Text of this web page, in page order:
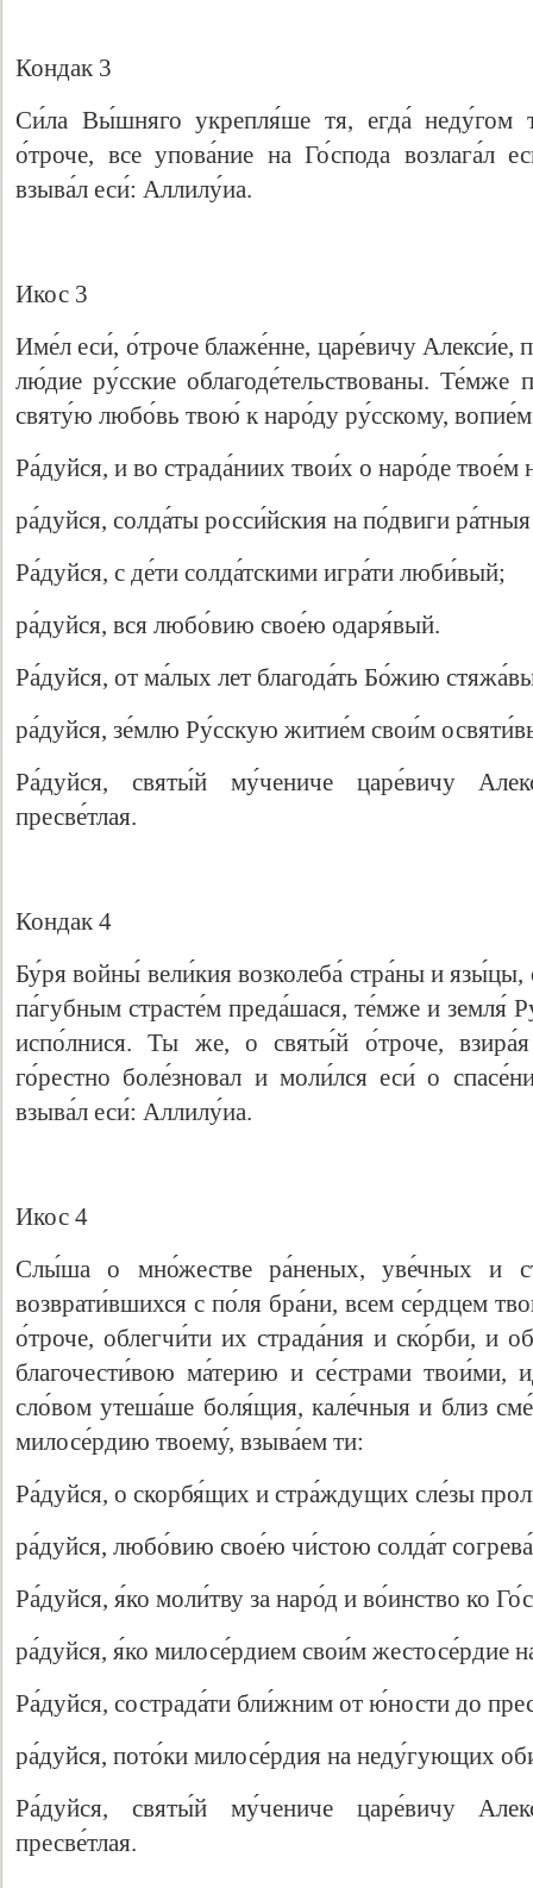
Кондак 3
Си́ла Вы́шняго укрепля́ше тя, егда́
о́троче, все упова́ние на Го́спода возлага́л
взыва́л еси́: Аллилу́иа.
Икос 3
Име́л еси́, о́троче блаже́нне, царе́вичу Алекси́е,
лю́дие ру́сские облагоде́тельствованы.
святу́ю любо́вь твою́ к наро́ду ру́сскому,
Ра́дуйся, и во страда́ниих твои́х о наро́де
ра́дуйся, солда́ты росси́йския на по́двиги
Ра́дуйся, с де́ти солда́тскими игра́ти люби́вый;
ра́дуйся, вся любо́вию свое́ю одаря́вый.
Ра́дуйся, от ма́лых лет благода́ть Бо́жию
ра́дуйся, зе́млю Ру́сскую житие́м свои́м
Ра́дуйся, святы́й му́чениче царе́вичу
пресве́тлая.
Кондак 4
Бу́ря войны́ вели́кия возколеба́ стра́ны и
па́губным страсте́м преда́шася, те́мже и земля́
испо́лнися. Ты же, о святы́й о́троче,
го́рестно боле́зновал и моли́лся еси́ о
взыва́л еси́: Аллилу́иа.
Икос 4
Слы́ша о мно́жестве ра́неных, уве́чных и
возврати́вшихся с по́ля бра́ни, всем се́рдцем
о́троче, облегчи́ти их страда́ния и ско́рби, и
благочести́вою ма́терию и се́страми твои́ми,
сло́вом утеша́ше боля́щия, кале́чныя и близ
милосе́рдию твоему́, взыва́ем ти:
Ра́дуйся, о скорбя́щих и стра́ждущих сле́зы
ра́дуйся, любо́вию свое́ю чи́стою солда́т
Ра́дуйся, я́ко моли́тву за наро́д и во́инство ко
ра́дуйся, я́ко милосе́рдием свои́м жестосе́рдие
Ра́дуйся, сострада́ти бли́жним от ю́ности до
ра́дуйся, пото́ки милосе́рдия на неду́гующих
Ра́дуйся, святы́й му́чениче царе́вичу
пресве́тлая.